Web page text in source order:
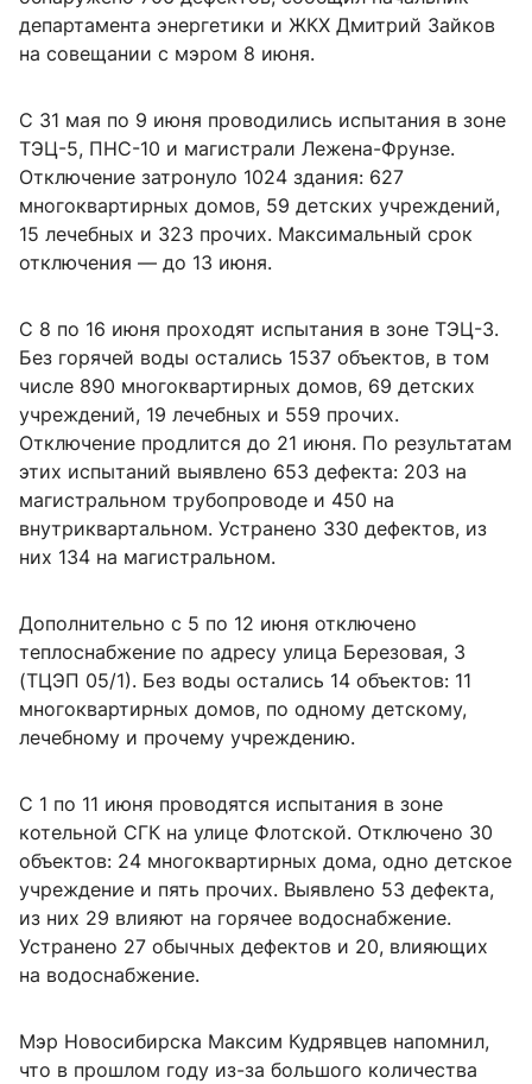
департамента энергетики и ЖКХ Дмитрий Зайков
на совещании с мэром 8 июня.
С 31 мая по 9 июня проводились испытания в зоне
ТЭЦ-5, ПНС-10 и магистрали Лежена-Фрунзе.
Отключение затронуло 1024 здания: 627
многоквартирных домов, 59 детских учреждений,
15 лечебных и 323 прочих. Максимальный срок
отключения — до 13 июня.
С 8 по 16 июня проходят испытания в зоне ТЭЦ-3.
Без горячей воды остались 1537 объектов, в том
числе 890 многоквартирных домов, 69 детских
учреждений, 19 лечебных и 559 прочих.
Отключение продлится до 21 июня. По результатам
этих испытаний выявлено 653 дефекта: 203 на
магистральном трубопроводе и 450 на
внутриквартальном. Устранено 330 дефектов, из
них 134 на магистральном.
Дополнительно с 5 по 12 июня отключено
теплоснабжение по адресу улица Березовая, 3
(ТЦЭП 05/1). Без воды остались 14 объектов: 11
многоквартирных домов, по одному детскому,
лечебному и прочему учреждению.
С 1 по 11 июня проводятся испытания в зоне
котельной СГК на улице Флотской. Отключено 30
объектов: 24 многоквартирных дома, одно детское
учреждение и пять прочих. Выявлено 53 дефекта,
из них 29 влияют на горячее водоснабжение.
Устранено 27 обычных дефектов и 20, влияющих
на водоснабжение.
Мэр Новосибирска Максим Кудрявцев напомнил,
что в прошлом году из-за большого количества